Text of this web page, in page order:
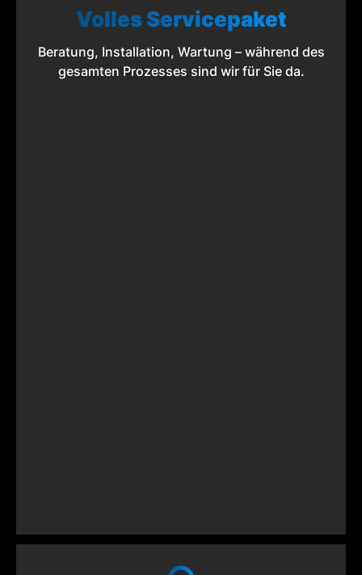
Volles Servicepaket
Beratung, Installation, Wartung – während des
gesamten Prozesses sind wir für Sie da.